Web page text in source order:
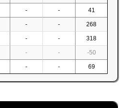
- - 41
- - 268
- - 318
- - -50
- - 69